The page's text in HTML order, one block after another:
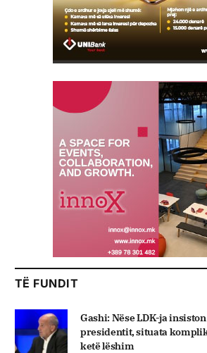
TË FUNDIT
Gashi: Nëse LDK-ja
presidentit, situata
ketë lëshim